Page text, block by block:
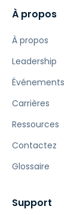
À propos
À propos
Leadership
Événements
Carrières
Ressources
Contactez
Glossaire
Support